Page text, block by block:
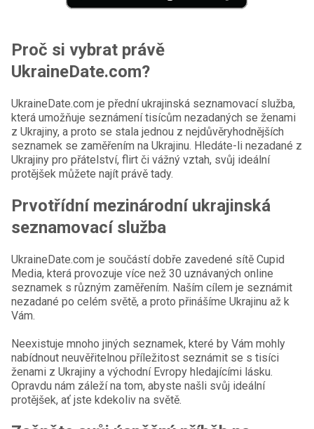
Proč si vybrat právě
UkraineDate.com?
UkraineDate.com je přední ukrajinská seznamovací služba,
která umožňuje seznámení tisícům nezadaných se ženami
z Ukrajiny, a proto se stala jednou z nejdůvěryhodnějších
seznamek se zaměřením na Ukrajinu. Hledáte-li nezadané z
Ukrajiny pro přátelství, flirt či vážný vztah, svůj ideální
protějšek můžete najít právě tady.
Prvotřídní mezinárodní ukrajinská
seznamovací služba
UkraineDate.com je součástí dobře zavedené sítě Cupid
Media, která provozuje více než 30 uznávaných online
seznamek s různým zaměřením. Naším cílem je seznámit
nezadané po celém světě, a proto přinášíme Ukrajinu až k
Vám.
Neexistuje mnoho jiných seznamek, které by Vám mohly
nabídnout neuvěřitelnou příležitost seznámit se s tisíci
ženami z Ukrajiny a východní Evropy hledajícími lásku.
Opravdu nám záleží na tom, abyste našli svůj ideální
protějšek, ať jste kdekoliv na světě.